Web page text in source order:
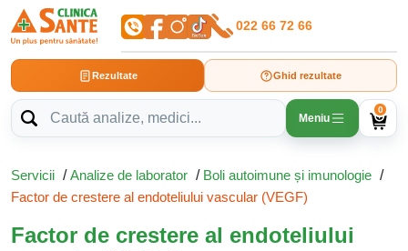
022 66 72 66
Rezultate Ghid rezultate
Meniu
0
Servicii /Analize de laborator / Boli autoimune și imunologie /
Factor de crestere al endoteliului vascular (VEGF)
Factor de crestere al endoteliului